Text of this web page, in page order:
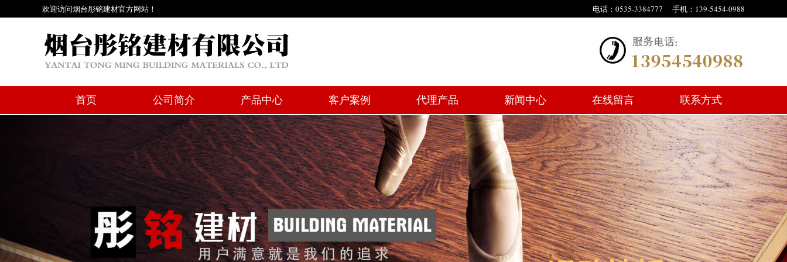
欢迎访问烟台彤铭建材官方网站！ 电话：0535-3384777 手机：139-5454-0988
首页 公司简介 产品中心 客户案例 代理产品 新闻中心 在线留言 联系方式